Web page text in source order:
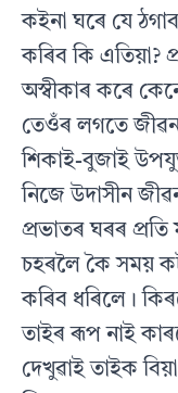
কইনা ঘৰে যে
কৰিব কি এতিয়া?
অস্বীকাৰ কৰে
তেওঁৰ লগতে
শিকাই-বুজাই
নিজে উদাসীন
প্ৰভাতৰ ঘৰৰ
চহৰলৈ কৈ সময়
কৰিব ধৰিলে।
তাইৰ ৰূপ নাই
দেখুৱাই তাইক